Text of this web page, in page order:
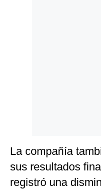
La compañía
sus resultados
registró una